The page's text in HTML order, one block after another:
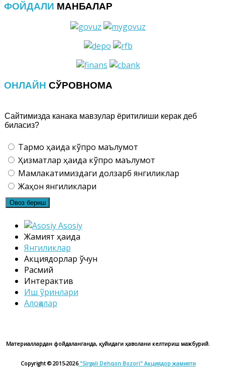
ФОЙДАЛИ МАНБАЛАР
ОНЛАЙН СЎРОВНОМА
Сайтимизда канака мавзулар ёритилиши керак деб
биласиз?
Тармоқ ҳақида кўпроқ маълумот
Ҳизматлар ҳақида кўпроқ маълумот
Мамлакатимиздаги долзарб янгиликлар
Жаҳон янгиликлари
Asosiy
Жамият ҳақида
Янгиликлар
Акциядорлар ўчун
Расмий
Интерактив
Иш ўринлари
Алоқалар
Материаллардан фойдаланганда, қуйидаги ҳаволани келтириш мажбурий.
Copyright © 2015-2026"Sirgali Dehqon Bozori" Акциядор жамияти